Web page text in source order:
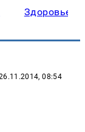
Здоровье
08:54